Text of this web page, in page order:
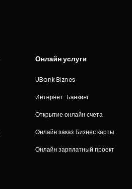
Онлайн услуги
UBank Biznes
Интернет-Банкинг
Открытие онлайн счета
Онлайн заказ Бизнес карты
Онлайн зарплатный проект